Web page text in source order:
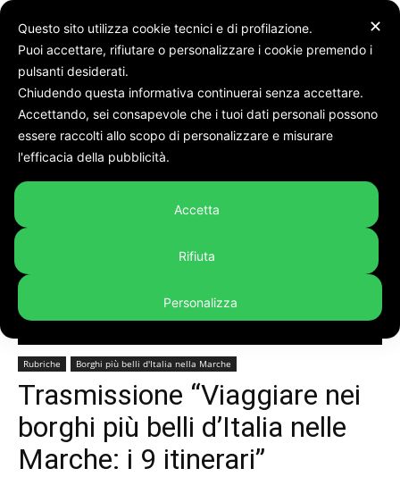
Rubriche Borghi più belli d'Italia nella Marche
Rubriche Borghi più belli d'Italia nella Marche
Trasmissione “Viaggiare nei
borghi più belli d’Italia nelle
Marche: i 9 itinerari”
✕
Questo sito utilizza cookie tecnici e di profilazione.
Puoi accettare, rifiutare o personalizzare i cookie premendo i
pulsanti desiderati.
Chiudendo questa informativa continuerai senza accettare.
Accettando, sei consapevole che i tuoi dati personali possono
essere raccolti allo scopo di personalizzare e misurare
l'efficacia della pubblicità.
Accetta
Rifiuta
Personalizza